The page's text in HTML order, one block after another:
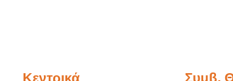
Κεντρικά
Συμβ.